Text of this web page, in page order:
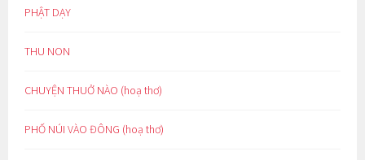
PHẬT DẠY
THU NON
CHUYỆN THUỞ NÀO (hoạ thơ)
PHỐ NÚI VÀO ĐÔNG (hoạ thơ)